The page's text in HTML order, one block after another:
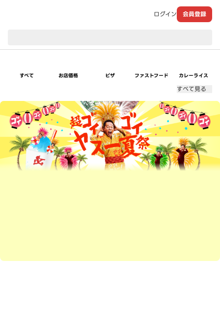
ログイン 会員登録
すべて お店価格 ピザ ファストフード カレーライス
すべて見る
超ゴイゴイヤスー夏祭